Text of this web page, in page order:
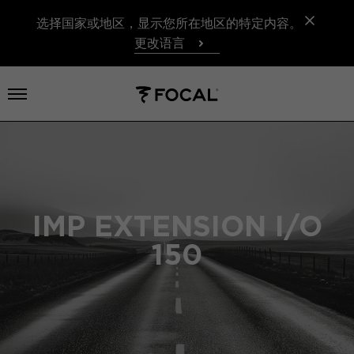
选择国家或地区，显示您所在地区的特定内容。
更改语言
打开菜单
IMP EXTENSION I/O
150